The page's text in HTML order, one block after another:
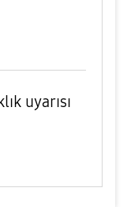
uyarısı